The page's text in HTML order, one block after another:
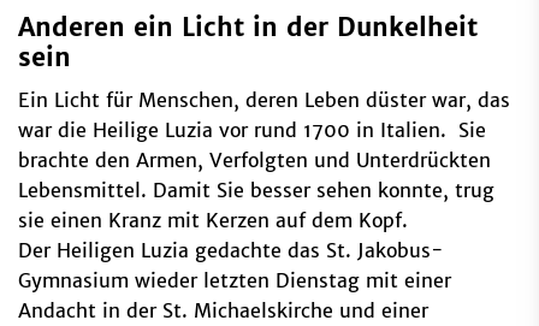
Anderen ein Licht in der Dunkelheit
sein
Ein Licht für Menschen, deren Leben düster war, das
war die Heilige Luzia vor rund 1700 in Italien. Sie
brachte den Armen, Verfolgten und Unterdrückten
Lebensmittel. Damit Sie besser sehen konnte, trug
sie einen Kranz mit Kerzen auf dem Kopf.
Der Heiligen Luzia gedachte das St. Jakobus-
Gymnasium wieder letzten Dienstag mit einer
Andacht in der St. Michaelskirche und einer